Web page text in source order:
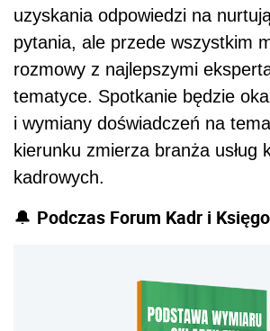
uzyskania odpowiedzi na
pytania, ale przede wszystkim
rozmowy z najlepszymi
tematyce. Spotkanie będzie
i wymiany doświadczeń na
kierunku zmierza branża usług
kadrowych.
🔔 Podczas Forum Kadr i